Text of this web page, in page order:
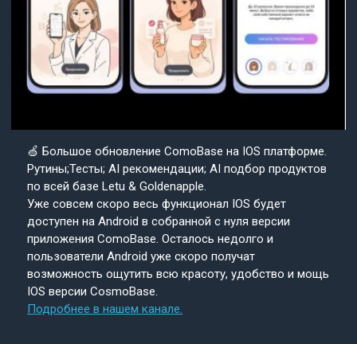
🍏 Большое обновление ComoBase на IOS платформе.
Рутины;Тесты; AI рекомендации; AI подбор продуктов
по всей базе Letu & Goldenapple.
Уже совсем скоро весь функционал IOS будет
доступен на Android в собранной с нуля версии
приложения ComoBase. Осталось недолго и
пользователи Android уже скоро получат
возможность ощутить всю красоту, удобство и мощь
IOS версии CosmoBase.
Подробнее в нашем канале.